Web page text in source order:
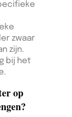
zwaar
zijn.
bij het
op